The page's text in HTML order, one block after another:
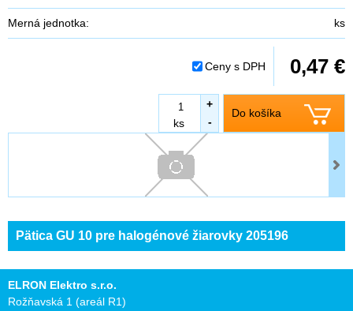
Merná jednotka: ks
Ceny s DPH 0,47 €
Do košíka
-
ks
+
Pätica GU 10 pre halogénové žiarovky 205196
ELRON Elektro s.r.o.
Rožňavská 1 (areál R1)